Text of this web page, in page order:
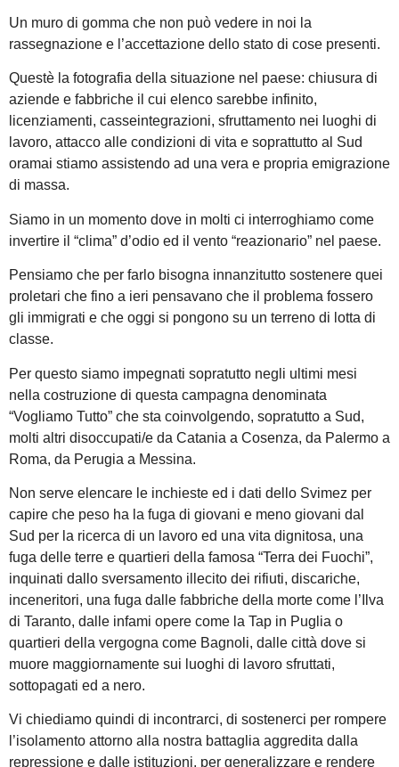
Un muro di gomma che non può vedere in noi la
rassegnazione e l’accettazione dello stato di cose presenti.
Questè la fotografia della situazione nel paese: chiusura di
aziende e fabbriche il cui elenco sarebbe infinito,
licenziamenti, casseintegrazioni, sfruttamento nei luoghi di
lavoro, attacco alle condizioni di vita e soprattutto al Sud
oramai stiamo assistendo ad una vera e propria emigrazione
di massa.
Siamo in un momento dove in molti ci interroghiamo come
invertire il “clima” d’odio ed il vento “reazionario” nel paese.
Pensiamo che per farlo bisogna innanzitutto sostenere quei
proletari che fino a ieri pensavano che il problema fossero
gli immigrati e che oggi si pongono su un terreno di lotta di
classe.
Per questo siamo impegnati sopratutto negli ultimi mesi
nella costruzione di questa campagna denominata
“Vogliamo Tutto” che sta coinvolgendo, sopratutto a Sud,
molti altri disoccupati/e da Catania a Cosenza, da Palermo a
Roma, da Perugia a Messina.
Non serve elencare le inchieste ed i dati dello Svimez per
capire che peso ha la fuga di giovani e meno giovani dal
Sud per la ricerca di un lavoro ed una vita dignitosa, una
fuga delle terre e quartieri della famosa “Terra dei Fuochi”,
inquinati dallo sversamento illecito dei rifiuti, discariche,
inceneritori, una fuga dalle fabbriche della morte come l’Ilva
di Taranto, dalle infami opere come la Tap in Puglia o
quartieri della vergogna come Bagnoli, dalle città dove si
muore maggiornamente sui luoghi di lavoro sfruttati,
sottopagati ed a nero.
Vi chiediamo quindi di incontrarci, di sostenerci per rompere
l’isolamento attorno alla nostra battaglia aggredita dalla
repressione e dalle istituzioni, per generalizzare e rendere